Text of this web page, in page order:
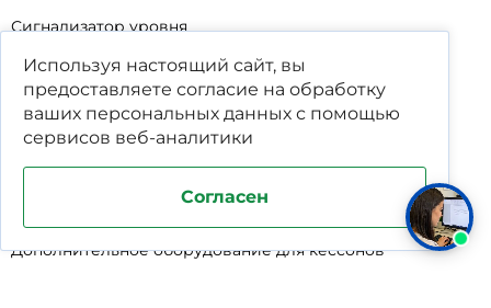
Сигнализатор уровня
Подставка под жироуловители
Фильтр-мешки для пескоуловителей
Стяжные ремни
Пластиковые ящики для овощей
Дополнительное оборудование для кессонов
Используя настоящий сайт, вы
предоставляете согласие на обработку
ваших персональных данных с помощью
сервисов веб-аналитики
Согласен